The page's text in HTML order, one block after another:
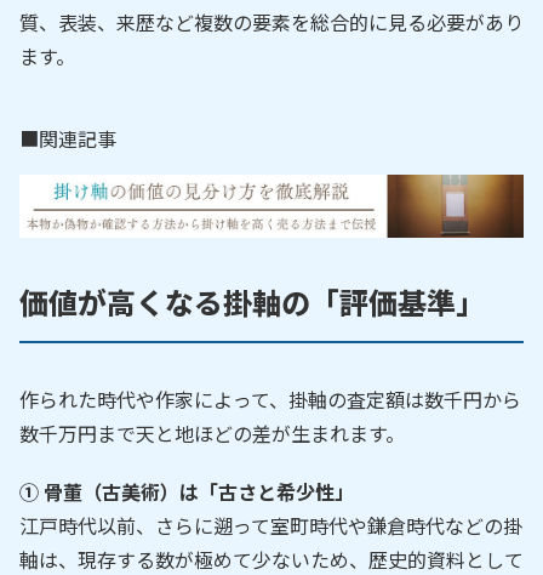
質、表装、来歴など複数の要素を総合的に見る必要があり
ます。
■関連記事
価値が高くなる掛軸の「評価基準」
作られた時代や作家によって、掛軸の査定額は数千円から
数千万円まで天と地ほどの差が生まれます。
① 骨董（古美術）は「古さと希少性」
江戸時代以前、さらに遡って室町時代や鎌倉時代などの掛
軸は、現存する数が極めて少ないため、歴史的資料として